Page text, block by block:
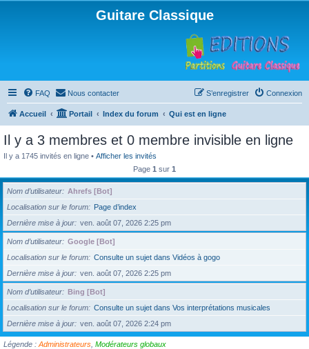
Guitare Classique
FAQ Nous contacter Connexion
S’enregistrer
Accueil Portail Index du forum Qui est en ligne
Il y a 3 membres et 0 membre invisible en ligne
Il y a 1745 invités en ligne • Afficher les invités
Page 1 sur 1
Nom d’utilisateur
Ahrefs [Bot]
Localisation sur le forum
Page d’index
Dernière mise à jour
ven. août 07, 2026 2:25 pm
Nom d’utilisateur
Google [Bot]
Localisation sur le forum
Consulte un sujet dans Vidéos à gogo
Dernière mise à jour
ven. août 07, 2026 2:25 pm
Nom d’utilisateur
Bing [Bot]
Localisation sur le forum
Consulte un sujet dans Vos interprétations musicales
Dernière mise à jour
ven. août 07, 2026 2:24 pm
Légende : Administrateurs Modérateurs globaux